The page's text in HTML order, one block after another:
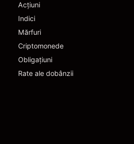
Acțiuni
Indici
Mărfuri
Criptomonede
Obligațiuni
Rate ale dobânzii